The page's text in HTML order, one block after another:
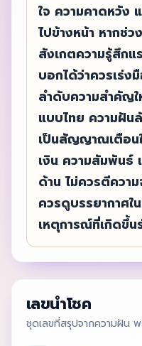
ใจ ความคาดหวัง
ไปข้างหน้า หากช่
สังเกตความรู้สึกแ
บอกได้ว่าควรเร่
ลำดับความสำคัญใ
แบบไทย ความฝัน
เป็นสัญญาณเตือน
เงิน ความสัมพันธ์
ด้าน ไม่ควรตีคว
ควรดูบรรยากาศใ
เหตุการณ์ที่เกิดขึ้น
เลขนำโชค
ชุดเลขที่สรุปจากความฝัน